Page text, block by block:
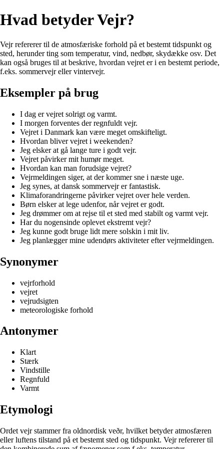
Hvad betyder Vejr?
Vejr refererer til de atmosfæriske forhold på et bestemt tidspunkt og
sted, herunder ting som temperatur, vind, nedbør, skydække osv. Det
kan også bruges til at beskrive, hvordan vejret er i en bestemt periode,
f.eks. sommervejr eller vintervejr.
Eksempler på brug
I dag er vejret solrigt og varmt.
I morgen forventes der regnfuldt vejr.
Vejret i Danmark kan være meget omskifteligt.
Hvordan bliver vejret i weekenden?
Jeg elsker at gå lange ture i godt vejr.
Vejret påvirker mit humør meget.
Hvordan kan man forudsige vejret?
Vejrmeldingen siger, at der kommer sne i næste uge.
Jeg synes, at dansk sommervejr er fantastisk.
Klimaforandringerne påvirker vejret over hele verden.
Børn elsker at lege udenfor, når vejret er godt.
Jeg drømmer om at rejse til et sted med stabilt og varmt vejr.
Har du nogensinde oplevet ekstremt vejr?
Jeg kunne godt bruge lidt mere solskin i mit liv.
Jeg planlægger mine udendørs aktiviteter efter vejrmeldingen.
Synonymer
vejrforhold
vejret
vejrudsigten
meteorologiske forhold
Antonymer
Klart
Stærk
Vindstille
Regnfuld
Varmt
Etymologi
Ordet vejr stammer fra oldnordisk veðr, hvilket betyder atmosfæren
eller luftens tilstand på et bestemt sted og tidspunkt. Vejr refererer til